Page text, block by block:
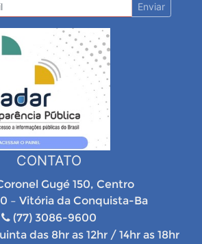
Enviar
CONTATO
Gugé 150, Centro
– Vitória da Conquista-Ba
(77) 3086-9600
das 8hr as 12hr / 14hr as 18hr